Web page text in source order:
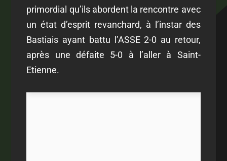
primordial qu’ils abordent la rencontre avec
un état d’esprit revanchard, à l’instar des
Bastiais ayant battu l’ASSE 2-0 au retour,
après une défaite 5-0 à l’aller à Saint-
Etienne.